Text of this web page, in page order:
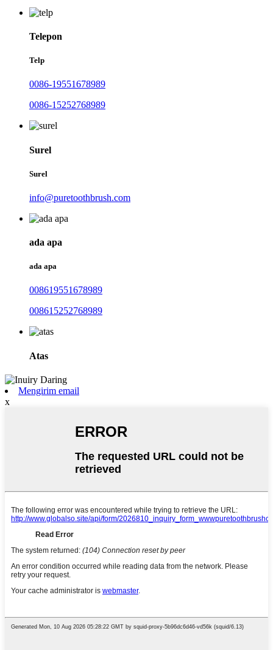
Telepon
Telp
0086-19551678989
0086-15252768989
Surel
Surel
info@puretoothbrush.com
ada apa
ada apa
008619551678989
008615252768989
Atas
Mengirim email
x